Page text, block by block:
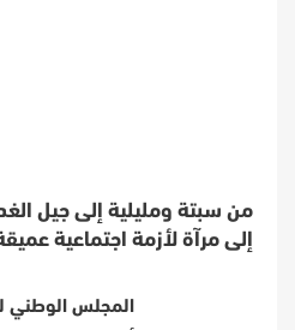
من سبتة ومليلية إلى جيل
إلى مرآة لأزمة اجتماعية
المجلس الوطني